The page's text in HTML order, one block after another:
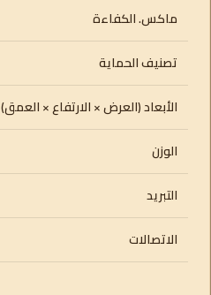
ماكس. الكفاءة
تصنيف الحماية
الأبعاد (العرض × الارتفاع × العمق)
الوزن
التبريد
الاتصالات